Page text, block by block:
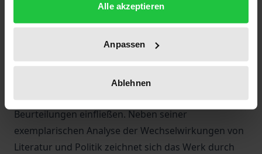
Alle akzeptieren
Anpassen
Ablehnen
Jahrhundertwende bis in die Zeiten des Kalten
Krieges und vor dem Hintergrund der politischen
Kultur Deutschlands eine schlüssige Antwort auf die
Frage, inwiefern außerliterarische Kriterien in die
Beurteilungen einfließen. Neben seiner
exemplarischen Analyse der Wechselwirkungen von
Literatur und Politik zeichnet sich das Werk durch